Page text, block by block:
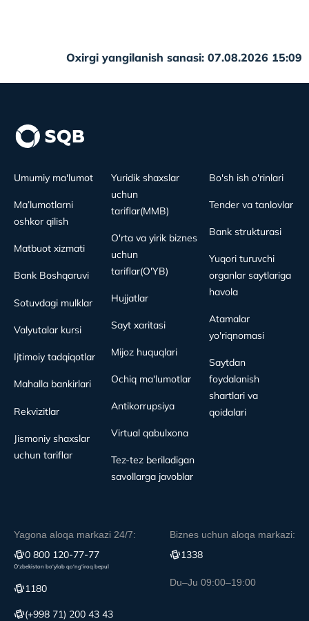
Oxirgi yangilanish sanasi: 07.08.2026 15:09
Umumiy ma'lumot
Ma’lumotlarni
oshkor qilish
Matbuot xizmati
Bank Boshqaruvi
Sotuvdagi mulklar
Valyutalar kursi
Ijtimoiy tadqiqotlar
Mahalla bankirlari
Rekvizitlar
Jismoniy shaxslar
uchun tariflar
Yuridik shaxslar
uchun
tariflar(MMB)
O'rta va yirik biznes
uchun
tariflar(O'YB)
Hujjatlar
Sayt xaritasi
Mijoz huquqlari
Ochiq ma'lumotlar
Antikorrupsiya
Virtual qabulxona
Tez-tez beriladigan
savollarga javoblar
Bo'sh ish o'rinlari
Tender va tanlovlar
Bank strukturasi
Yuqori turuvchi
organlar saytlariga
havola
Atamalar
yo'riqnomasi
Saytdan
foydalanish
shartlari va
qoidalari
Yagona aloqa markazi 24/7:
0 800 120-77-77
O‘zbekiston bo‘ylab qo‘ng‘iroq bepul
1180
(+998 71) 200 43 43
Biznes uchun aloqa markazi:
1338
Du–Ju 09:00–19:00